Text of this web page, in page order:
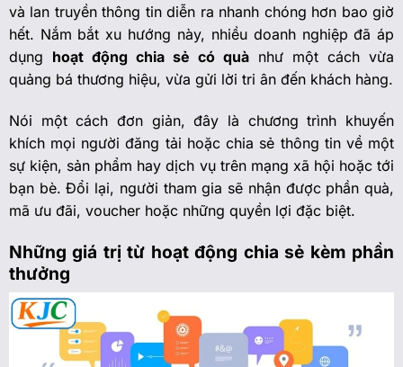
và lan truyền thông tin diễn ra nhanh chóng hơn bao giờ
hết. Nắm bắt xu hướng này, nhiều doanh nghiệp đã áp
dụng hoạt động chia sẻ có quà như một cách vừa
quảng bá thương hiệu, vừa gửi lời tri ân đến khách hàng.
Nói một cách đơn giản, đây là chương trình khuyến
khích mọi người đăng tải hoặc chia sẻ thông tin về một
sự kiện, sản phẩm hay dịch vụ trên mạng xã hội hoặc tới
bạn bè. Đổi lại, người tham gia sẽ nhận được phần quà,
mã ưu đãi, voucher hoặc những quyền lợi đặc biệt.
Những giá trị từ hoạt động chia sẻ kèm phần
thưởng